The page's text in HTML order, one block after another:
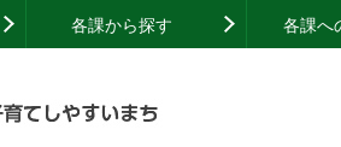
各課から探す 各課へ